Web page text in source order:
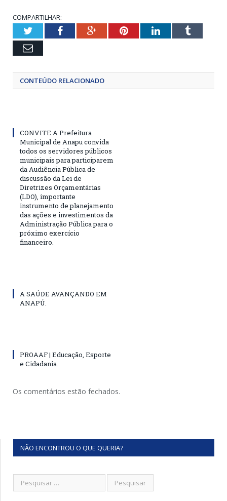
COMPARTILHAR:
TwitterFacebookGoogle+PinterestLinkedInTumblr
Email
CONTEÚDO RELACIONADO
CONVITE A Prefeitura
Municipal de Anapu convida
todos os servidores públicos
municipais para participarem
da Audiência Pública de
discussão da Lei de
Diretrizes Orçamentárias
(LDO), importante
instrumento de planejamento
das ações e investimentos da
Administração Pública para o
próximo exercício
financeiro.
A SAÚDE AVANÇANDO EM
ANAPÚ.
PROAAF | Educação, Esporte
e Cidadania.
Os comentários estão fechados.
NÃO ENCONTROU O QUE QUERIA?